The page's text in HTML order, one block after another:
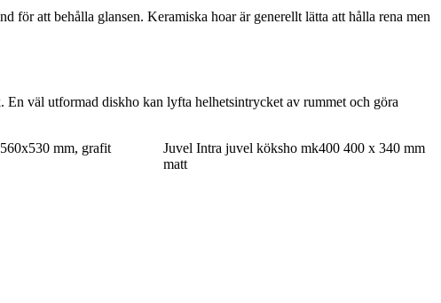
att behålla glansen. Keramiska hoar är generellt lätta att hålla rena men
väl utformad diskho kan lyfta helhetsintrycket av rummet och göra
mm, grafit
Juvel Intra juvel köksho mk400 400 x 340 mm
matt